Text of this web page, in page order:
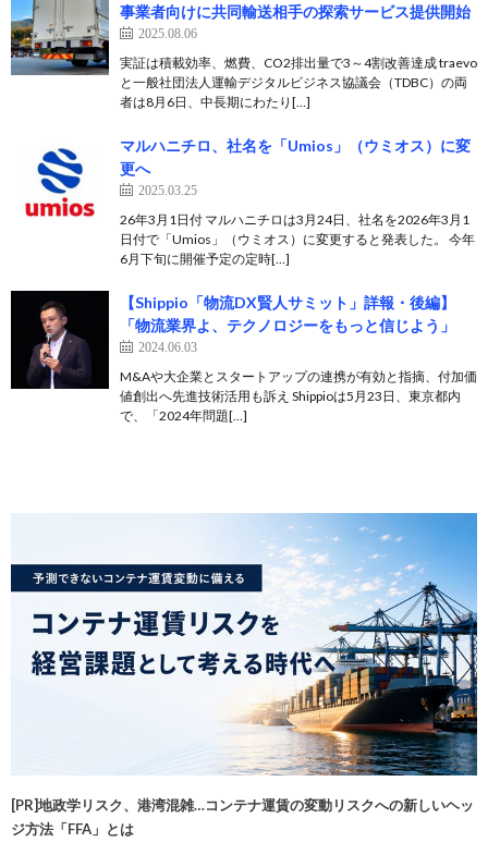
事業者向けに共同輸送相手の探索サービス提供開始
2025.08.06
実証は積載効率、燃費、CO2排出量で3～4割改善達成 traevo
と一般社団法人運輸デジタルビジネス協議会（TDBC）の両
者は8月6日、中長期にわたり[…]
マルハニチロ、社名を「Umios」（ウミオス）に変
更へ
2025.03.25
26年3月1日付 マルハニチロは3月24日、社名を2026年3月1
日付で「Umios」（ウミオス）に変更すると発表した。 今年
6月下旬に開催予定の定時[…]
【Shippio「物流DX賢人サミット」詳報・後編】
「物流業界よ、テクノロジーをもっと信じよう」
2024.06.03
M&Aや大企業とスタートアップの連携が有効と指摘、付加価
値創出へ先進技術活用も訴え Shippioは5月23日、東京都内
で、「2024年問題[…]
[PR]地政学リスク、港湾混雑…コンテナ運賃の変動リスクへの新しいヘッ
ジ方法「FFA」とは